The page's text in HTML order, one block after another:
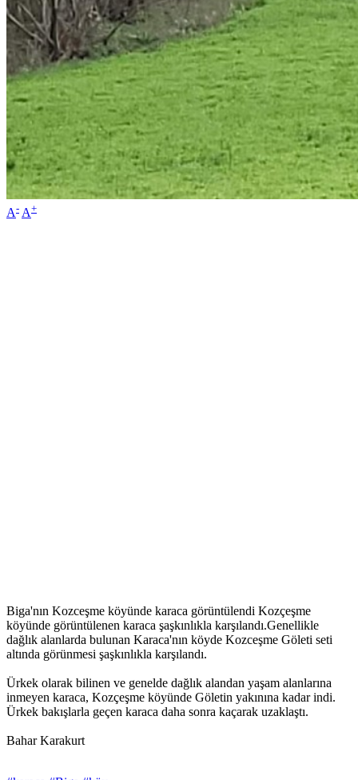
A- A+
Biga'nın Kozceşme köyünde karaca görüntülendi Kozçeşme
köyünde görüntülenen karaca şaşkınlıkla karşılandı.Genellikle
dağlık alanlarda bulunan Karaca'nın köyde Kozceşme Göleti seti
altında görünmesi şaşkınlıkla karşılandı.
Ürkek olarak bilinen ve genelde dağlık alandan yaşam alanlarına
inmeyen karaca, Kozçeşme köyünde Göletin yakınına kadar indi.
Ürkek bakışlarla geçen karaca daha sonra kaçarak uzaklaştı.
Bahar Karakurt